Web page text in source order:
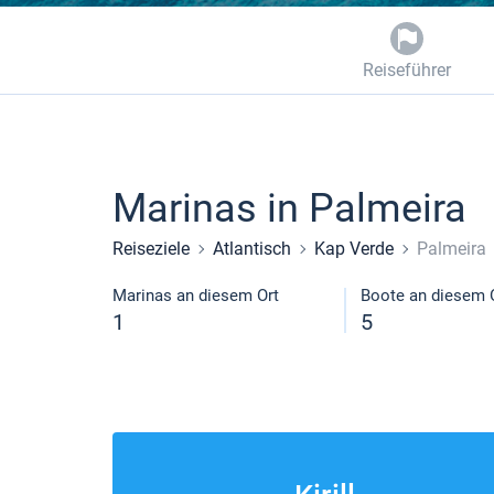
Reiseführer
Marinas in Palmeira
Reiseziele Atlantisch Kap Verde Palmeira
Marinas an diesem Ort
1
Boote an diesem
5